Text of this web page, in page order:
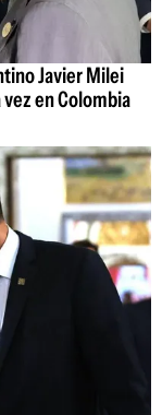
Javier Milei
en Colombia